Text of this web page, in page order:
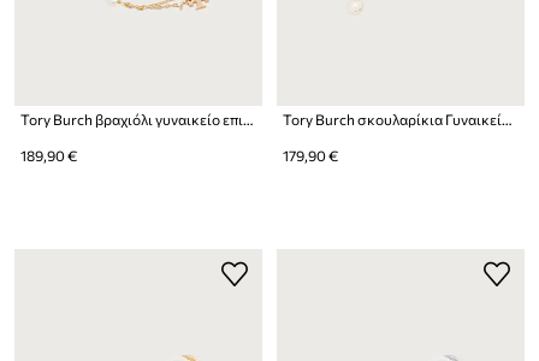
Tory Burch βραχιόλι γυναικείο επιχρυσωμένο Moondance
189,90 €
Tory Burch σκουλαρίκια Γυναικεία Moondance
179,90 €